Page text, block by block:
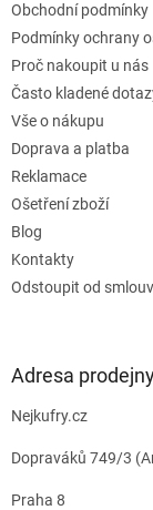
Obchodní podmínky
Podmínky ochrany
Proč nakoupit u nás
Často kladené
Vše o nákupu
Doprava a platba
Reklamace
Ošetření zboží
Blog
Kontakty
Odstoupit od
Adresa
Nejkufry.cz
Dopraváků 749/3
Praha 8